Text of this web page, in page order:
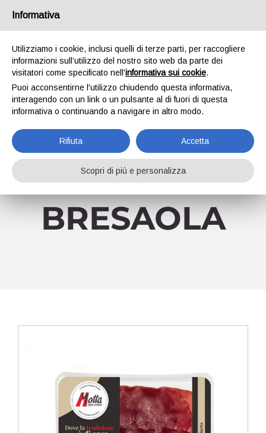
FacebookYouTube
BRESAOLA
Informativa
Utilizziamo i cookie, inclusi quelli di terze parti, per raccogliere
informazioni sull’utilizzo del nostro sito web da parte dei
visitatori come specificato nell'informativa sui cookie.
Puoi acconsentirne l'utilizzo chiudendo questa informativa,
interagendo con un link o un pulsante al di fuori di questa
informativa o continuando a navigare in altro modo.
Rifiuta Accetta
Scopri di più e personalizza